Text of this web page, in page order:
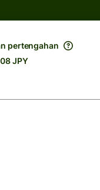
pertengahan
JPY